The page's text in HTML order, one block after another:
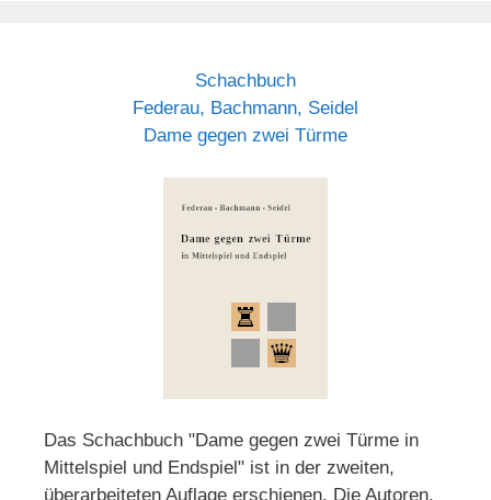
Schachbuch
Federau, Bachmann, Seidel
Dame gegen zwei Türme
Das Schachbuch "Dame gegen zwei Türme in
Mittelspiel und Endspiel" ist in der zweiten,
überarbeiteten Auflage erschienen. Die Autoren,